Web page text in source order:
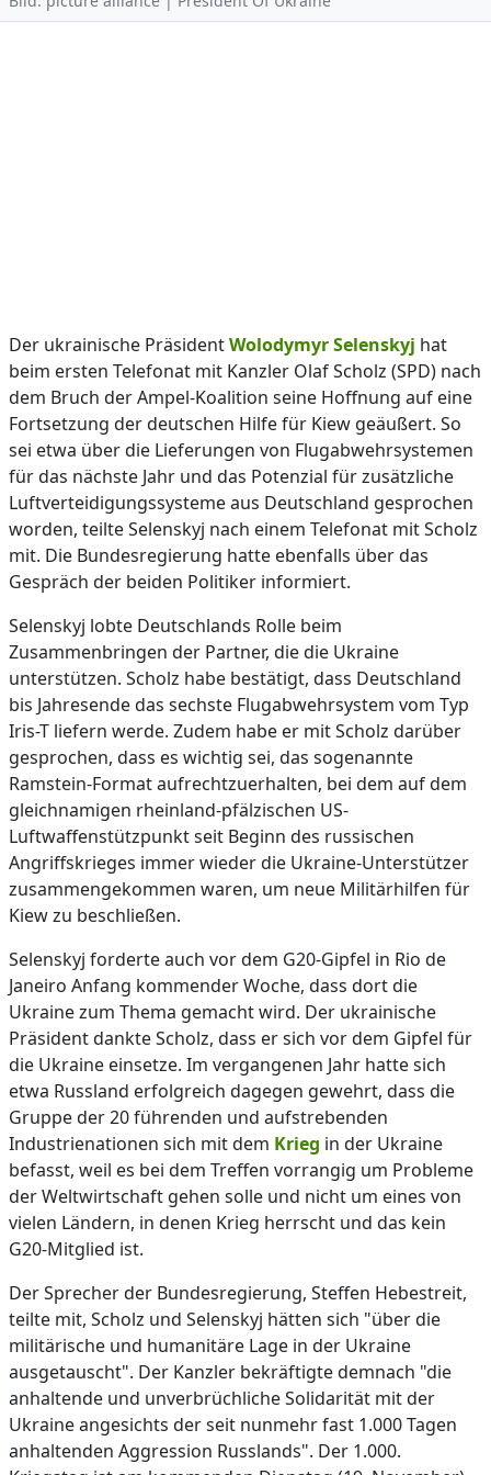
Der ukrainische PräsidentWolodymyr Selenskyj hat
beim ersten Telefonat mit Kanzler Olaf Scholz (SPD) nach
dem Bruch der Ampel-Koalition seine Hoffnung auf eine
Fortsetzung der deutschen Hilfe für Kiew geäußert. So
sei etwa über die Lieferungen von Flugabwehrsystemen
für das nächste Jahr und das Potenzial für zusätzliche
Luftverteidigungssysteme aus Deutschland gesprochen
worden, teilte Selenskyj nach einem Telefonat mit Scholz
mit. Die Bundesregierung hatte ebenfalls über das
Gespräch der beiden Politiker informiert.
Selenskyj lobte Deutschlands Rolle beim
Zusammenbringen der Partner, die die Ukraine
unterstützen. Scholz habe bestätigt, dass Deutschland
bis Jahresende das sechste Flugabwehrsystem vom Typ
Iris-T liefern werde. Zudem habe er mit Scholz darüber
gesprochen, dass es wichtig sei, das sogenannte
Ramstein-Format aufrechtzuerhalten, bei dem auf dem
gleichnamigen rheinland-pfälzischen US-
Luftwaffenstützpunkt seit Beginn des russischen
Angriffskrieges immer wieder die Ukraine-Unterstützer
zusammengekommen waren, um neue Militärhilfen für
Kiew zu beschließen.
Selenskyj forderte auch vor dem G20-Gipfel in Rio de
Janeiro Anfang kommender Woche, dass dort die
Ukraine zum Thema gemacht wird. Der ukrainische
Präsident dankte Scholz, dass er sich vor dem Gipfel für
die Ukraine einsetze. Im vergangenen Jahr hatte sich
etwa Russland erfolgreich dagegen gewehrt, dass die
Gruppe der 20 führenden und aufstrebenden
Industrienationen sich mit dem Krieg in der Ukraine
befasst, weil es bei dem Treffen vorrangig um Probleme
der Weltwirtschaft gehen solle und nicht um eines von
vielen Ländern, in denen Krieg herrscht und das kein
G20-Mitglied ist.
Der Sprecher der Bundesregierung, Steffen Hebestreit,
teilte mit, Scholz und Selenskyj hätten sich "über die
militärische und humanitäre Lage in der Ukraine
ausgetauscht". Der Kanzler bekräftigte demnach "die
anhaltende und unverbrüchliche Solidarität mit der
Ukraine angesichts der seit nunmehr fast 1.000 Tagen
anhaltenden Aggression Russlands". Der 1.000.